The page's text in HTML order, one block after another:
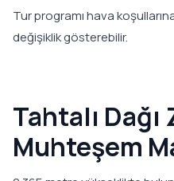
Tur programı hava
değişiklik gösterebilir.
Tahtalı
Muhteşem